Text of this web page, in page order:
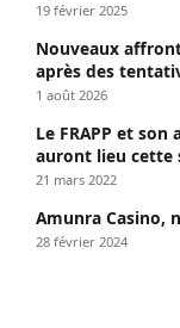
19 février 2025
Nouveaux
après des
1 août 2026
Le FRAPP et
auront lieu cette
21 mars 2022
Amunra Casino,
28 février 2024